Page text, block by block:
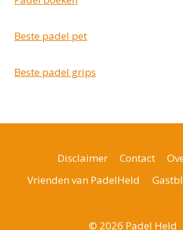
Beste padel pet
Beste padel grips
Disclaimer Contact
Vrienden van PadelHeld
© 2026 Padel Held